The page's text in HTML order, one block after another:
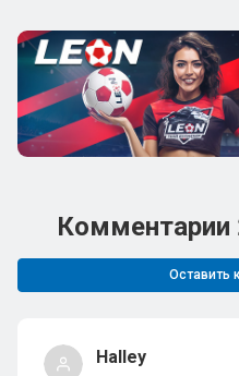
Комментарии
Оставить
Halley